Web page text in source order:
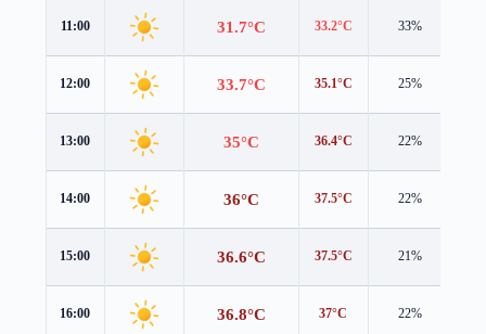
11:00 31.7°C 33.2°C 33%
12:00 33.7°C 35.1°C 25%
13:00 35°C 36.4°C 22%
14:00 36°C 37.5°C 22%
15:00 36.6°C 37.5°C 21%
16:00 36.8°C 37°C 22%